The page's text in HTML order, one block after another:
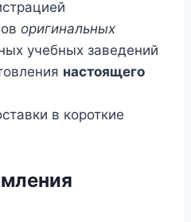
оригинальных
учебных заведений
настоящего
в короткие